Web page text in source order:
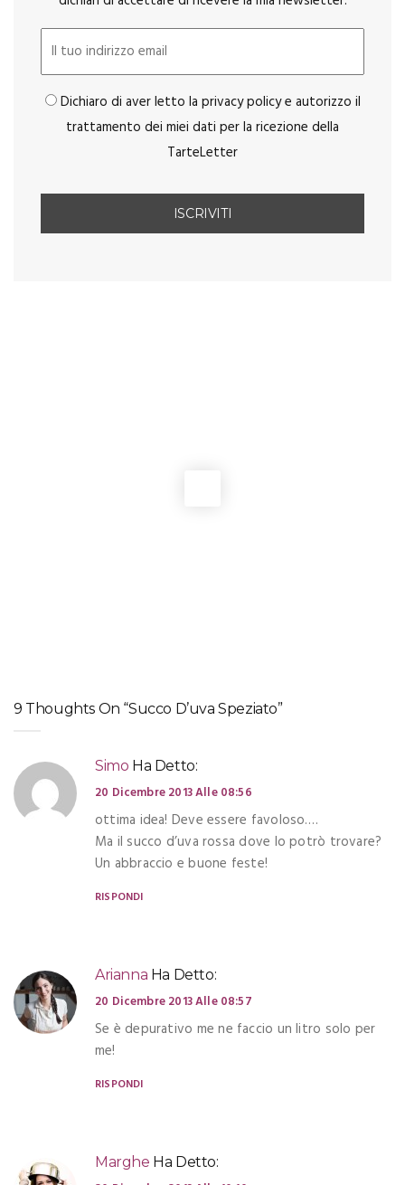
Dichiaro di aver letto la privacy policy e autorizzo il
trattamento dei miei dati per la ricezione della
TarteLetter
9 Thoughts On “Succo D’uva Speziato”
Simo Ha Detto:
20 Dicembre 2013 Alle 08:56
ottima idea! Deve essere favoloso….
Ma il succo d’uva rossa dove lo potrò trovare?
Un abbraccio e buone feste!
RISPONDI
Arianna Ha Detto:
20 Dicembre 2013 Alle 08:57
Se è depurativo me ne faccio un litro solo per
me!
RISPONDI
Marghe Ha Detto: